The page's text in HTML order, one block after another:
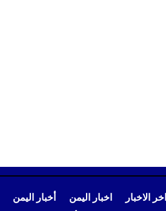
اخر الاخبار اخبار اليمن أخبار اليمن